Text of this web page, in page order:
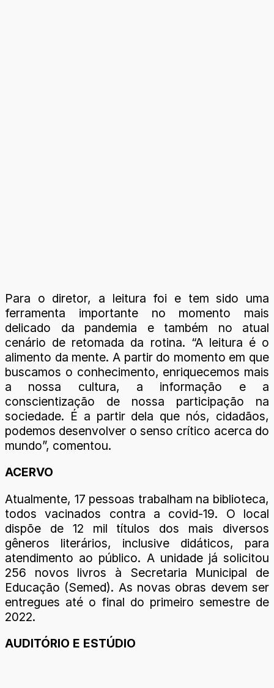
Para o diretor, a leitura foi e tem sido uma
ferramenta importante no momento mais
delicado da pandemia e também no atual
cenário de retomada da rotina. “A leitura é o
alimento da mente. A partir do momento em que
buscamos o conhecimento, enriquecemos mais
a nossa cultura, a informação e a
conscientização de nossa participação na
sociedade. É a partir dela que nós, cidadãos,
podemos desenvolver o senso crítico acerca do
mundo”, comentou.
ACERVO
Atualmente, 17 pessoas trabalham na biblioteca,
todos vacinados contra a covid-19. O local
dispõe de 12 mil títulos dos mais diversos
gêneros literários, inclusive didáticos, para
atendimento ao público. A unidade já solicitou
256 novos livros à Secretaria Municipal de
Educação (Semed). As novas obras devem ser
entregues até o final do primeiro semestre de
2022.
AUDITÓRIO E ESTÚDIO